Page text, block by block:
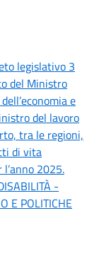
legislativo 3
del Ministro
e
del lavoro
tra le regioni,
di vita
2025.
-
E POLITICHE